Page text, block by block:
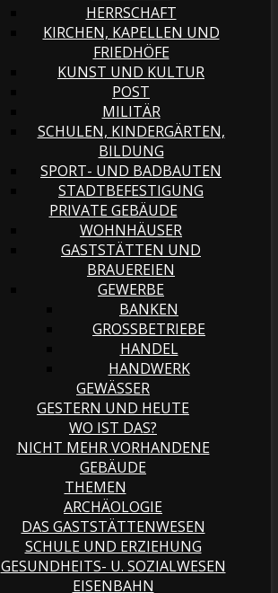
HERRSCHAFT
KIRCHEN, KAPELLEN UND
FRIEDHÖFE
KUNST UND KULTUR
POST
MILITÄR
SCHULEN, KINDERGÄRTEN,
BILDUNG
SPORT- UND BADBAUTEN
STADTBEFESTIGUNG
PRIVATE GEBÄUDE
WOHNHÄUSER
GASTSTÄTTEN UND
BRAUEREIEN
GEWERBE
BANKEN
GROSSBETRIEBE
HANDEL
HANDWERK
GEWÄSSER
GESTERN UND HEUTE
WO IST DAS?
NICHT MEHR VORHANDENE
GEBÄUDE
THEMEN
ARCHÄOLOGIE
DAS GASTSTÄTTENWESEN
SCHULE UND ERZIEHUNG
GESUNDHEITS- U. SOZIALWESEN
EISENBAHN